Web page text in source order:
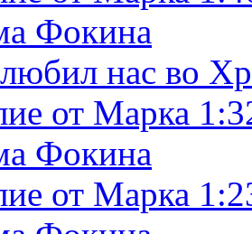
Фокина
нас во
от Марка
Фокина
от Марка